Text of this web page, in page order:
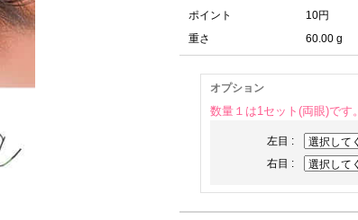
ポイント
10円
重さ
60.00 g
オプション
数量１は1セット(両眼)です。
左目 :
右目 :